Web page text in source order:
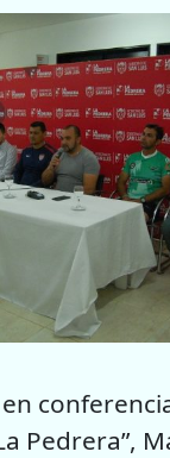
Pedrera”,